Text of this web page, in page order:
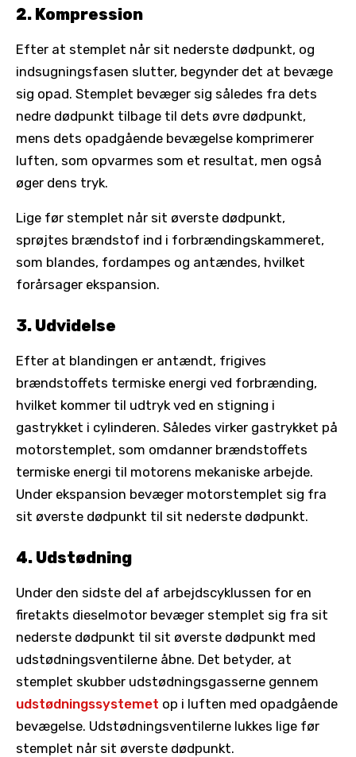
2. Kompression
Efter at stemplet når sit nederste dødpunkt, og
indsugningsfasen slutter, begynder det at bevæge
sig opad. Stemplet bevæger sig således fra dets
nedre dødpunkt tilbage til dets øvre dødpunkt,
mens dets opadgående bevægelse komprimerer
luften, som opvarmes som et resultat, men også
øger dens tryk.
Lige før stemplet når sit øverste dødpunkt,
sprøjtes brændstof ind i forbrændingskammeret,
som blandes, fordampes og antændes, hvilket
forårsager ekspansion.
3. Udvidelse
Efter at blandingen er antændt, frigives
brændstoffets termiske energi ved forbrænding,
hvilket kommer til udtryk ved en stigning i
gastrykket i cylinderen. Således virker gastrykket på
motorstemplet, som omdanner brændstoffets
termiske energi til motorens mekaniske arbejde.
Under ekspansion bevæger motorstemplet sig fra
sit øverste dødpunkt til sit nederste dødpunkt.
4. Udstødning
Under den sidste del af arbejdscyklussen for en
firetakts dieselmotor bevæger stemplet sig fra sit
nederste dødpunkt til sit øverste dødpunkt med
udstødningsventilerne åbne. Det betyder, at
stemplet skubber udstødningsgasserne gennem
udstødningssystemet op i luften med opadgående
bevægelse. Udstødningsventilerne lukkes lige før
stemplet når sit øverste dødpunkt.